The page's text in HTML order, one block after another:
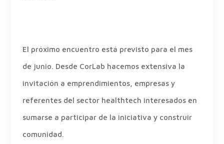
El próximo encuentro está previsto para el mes
de junio. Desde CorLab hacemos extensiva la
invitación a emprendimientos, empresas y
referentes del sector healthtech interesados en
sumarse a participar de la iniciativa y construir
comunidad.